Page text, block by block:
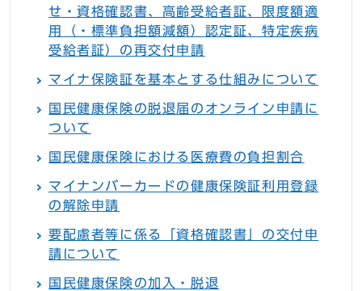
せ・資格確認書、高齢受給者証、限度額適
用（・標準負担額減額）認定証、特定疾病
受給者証）の再交付申請
マイナ保険証を基本とする仕組みについて
国民健康保険の脱退届のオンライン申請に
ついて
国民健康保険における医療費の負担割合
マイナンバーカードの健康保険証利用登録
の解除申請
要配慮者等に係る「資格確認書」の交付申
請について
国民健康保険の加入・脱退